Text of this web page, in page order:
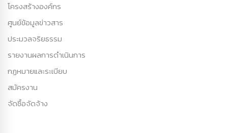
โครงสร้างองค์กร
ศูนย์ข้อมูลข่าวสาร
ประมวลจริยธรรม
รายงานผลการดำเนินการ
กฏหมายและระเบียบ
สมัครงาน
จัดซื้อจัดจ้าง